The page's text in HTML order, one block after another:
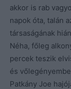
akkor is rab
napok óta, talán
társaságának
Néha, főleg
percek teszik
és
Patkány Joe